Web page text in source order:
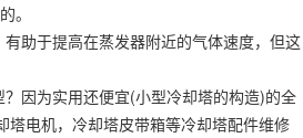
。
助于提高在蒸发器附近的气体速度，但这
因为实用还便宜(小型冷却塔的构造)的全
电机，冷却塔皮带箱等冷却塔配件维修